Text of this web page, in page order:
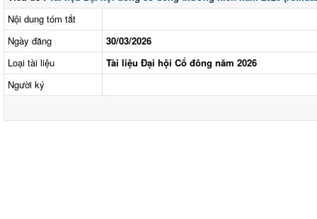
Nội dung tóm tắt
Ngày đăng
30/03/2026
Loại tài liệu
Tài liệu Đại hội Cổ đông năm 2026
Người ký